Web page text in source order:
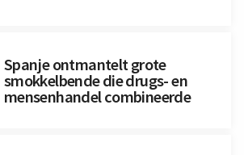
Spanje ontmantelt grote
smokkelbende die drugs- en
mensenhandel combineerde